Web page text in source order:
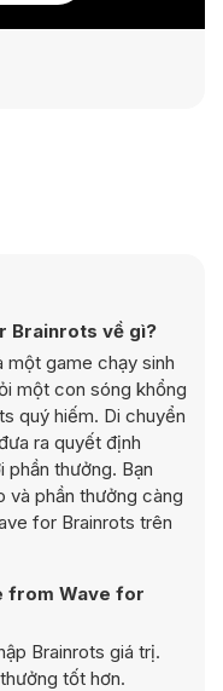
Brainrots về gì?
một game chạy sinh
một con sóng khổng
quý hiếm. Di chuyển
ra quyết định
phần thưởng. Bạn
và phần thưởng càng
for Brainrots trên
from Wave for
Brainrots giá trị.
tốt hơn.